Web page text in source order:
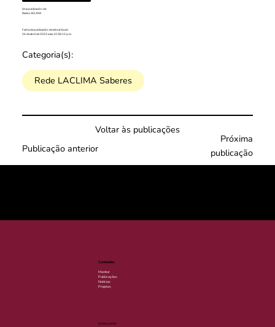
Una publicación de:
Rede LACLIMA
Fecha de publicación de este artículo:
24 de abril de 2023 a las 10:36:12 p.m.
Categoria(s):
Rede LACLIMA Saberes
Voltar às publicações
Publicação anterior
Próxima
publicação
Conteúdos
Monitor
Publicações
Notícias
Projetos
Institucional